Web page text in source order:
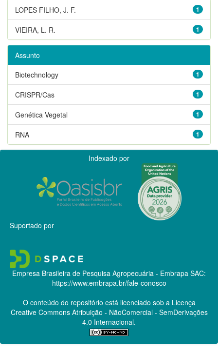
1
LOPES FILHO, J. F.
1
VIEIRA, L. R.
Assunto
1
Biotechnology
1
CRISPR/Cas
1
Genética Vegetal
1
RNA
Indexado por
Suportado por
Empresa Brasileira de Pesquisa Agropecuária - Embrapa SAC:
https://www.embrapa.br/fale-conosco
O conteúdo do repositório está licenciado sob a Licença
Creative CommonsAtribuição - NãoComercial - SemDerivações
4.0 Internacional.